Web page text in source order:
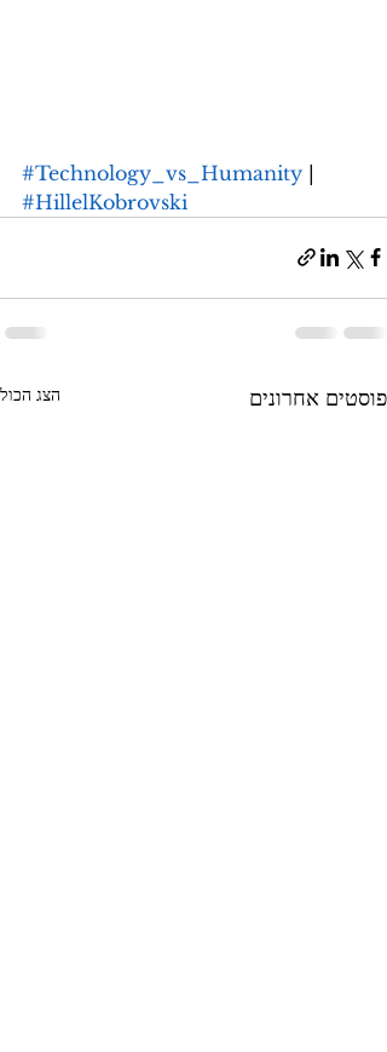
#Technology_vs_Humanity |
#HillelKobrovski
פוסטים אחרונים הצג הכול